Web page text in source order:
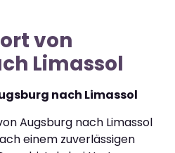
von
Limassol
nach Limassol
Augsburg nach Limassol
einem zuverlässigen